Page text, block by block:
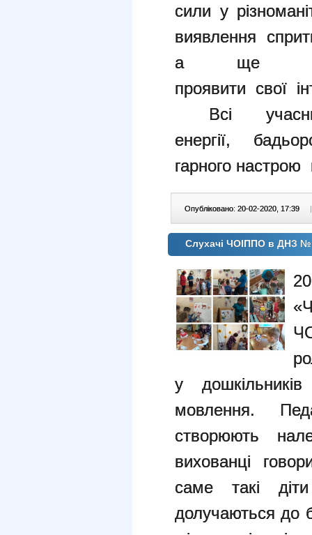
сили у
виявлення
а ще й
проявити свої
Всі
енергії,
гарного настрою
Опубліковано: 20-02-2020, 17:39 |
Слухачі ЧОІППО в ДНЗ №
у дошкільників
мовлення.
створюють
вихованці
саме такі
долучаються до